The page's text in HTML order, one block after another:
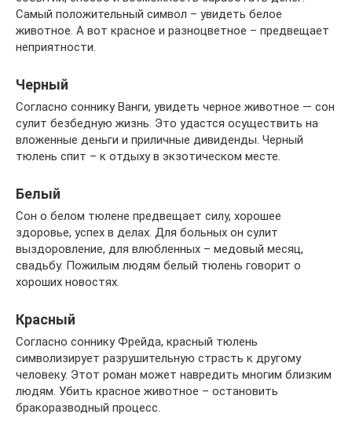
Самый положительный символ – увидеть белое
животное. А вот красное и разноцветное – предвещает
неприятности.
Черный
Согласно соннику Ванги, увидеть черное животное — сон
сулит безбедную жизнь. Это удастся осуществить на
вложенные деньги и приличные дивиденды. Черный
тюлень спит – к отдыху в экзотическом месте.
Белый
Сон о белом тюлене предвещает силу, хорошее
здоровье, успех в делах. Для больных он сулит
выздоровление, для влюбленных – медовый месяц,
свадьбу. Пожилым людям белый тюлень говорит о
хороших новостях.
Красный
Согласно соннику Фрейда, красный тюлень
символизирует разрушительную страсть к другому
человеку. Этот роман может навредить многим близким
людям. Убить красное животное – остановить
бракоразводный процесс.